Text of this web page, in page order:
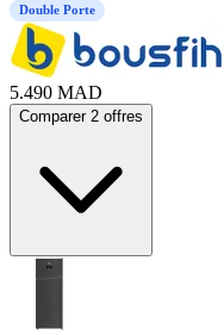
Double Porte
5.490 MAD
Comparer 2 offres